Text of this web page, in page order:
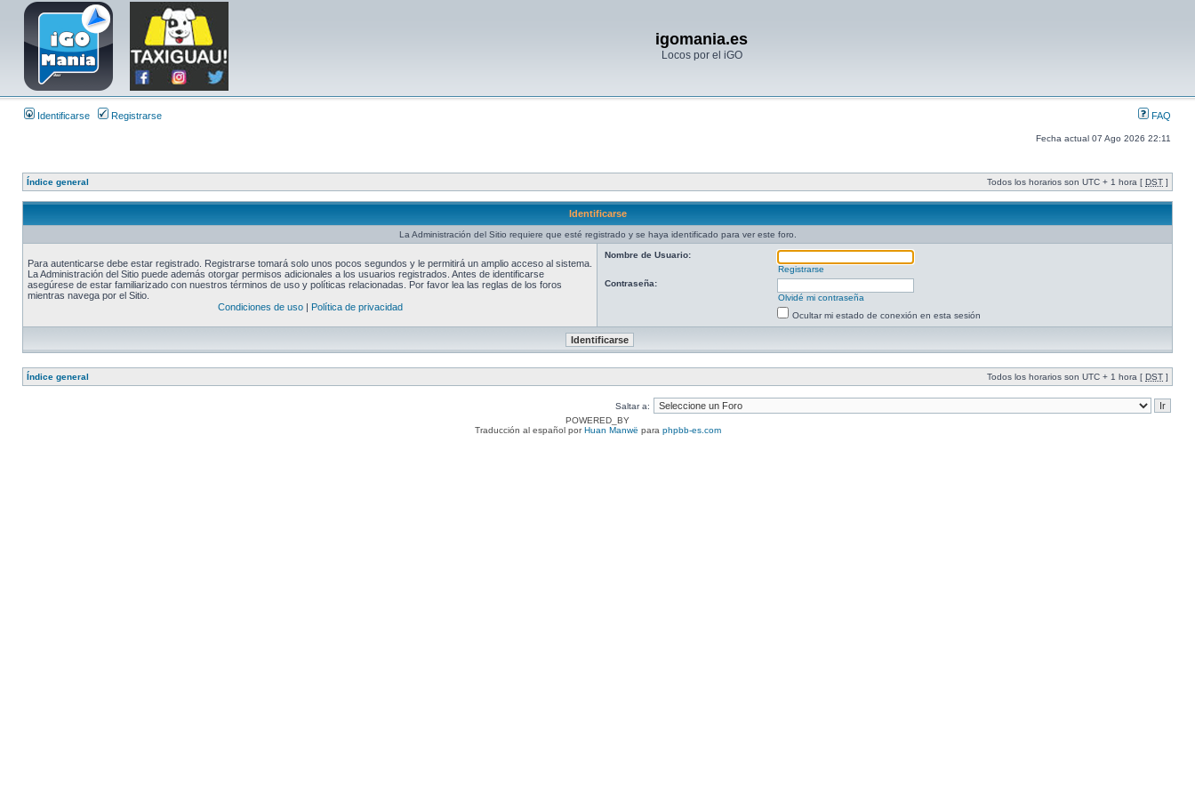
igomania.es
Locos por el iGO
Identificarse Registrarse FAQ
Fecha actual 07 Ago 2026 22:11
Índice general Todos los horarios son UTC + 1 hora [ DST ]
Identificarse
La Administración del Sitio requiere que esté registrado y se haya identificado para ver este foro.
Para autenticarse debe estar registrado. Registrarse tomará solo unos pocos segundos y le permitirá un amplio acceso al sistema.
La Administración del Sitio puede además otorgar permisos adicionales a los usuarios registrados. Antes de identificarse
asegúrese de estar familiarizado con nuestros términos de uso y políticas relacionadas. Por favor lea las reglas de los foros
mientras navega por el Sitio.
Condiciones de uso| Política de privacidad
Nombre de Usuario:
Registrarse
Contraseña:
Olvidé mi contraseña
Ocultar mi estado de conexión en esta sesión
Índice general Todos los horarios son UTC + 1 hora [ DST ]
Saltar a:
POWERED_BY
Traducción al español porHuan Manwë para phpbb-es.com